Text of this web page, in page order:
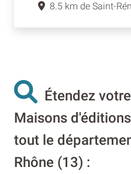
8.5 km de Saint-
Étendez
Maisons
tout le
Rhône (13) :